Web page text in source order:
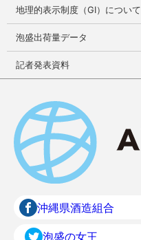
地理的表示制度（GI）について
泡盛出荷量データ
記者発表資料
沖縄県酒造組合
泡盛の女王